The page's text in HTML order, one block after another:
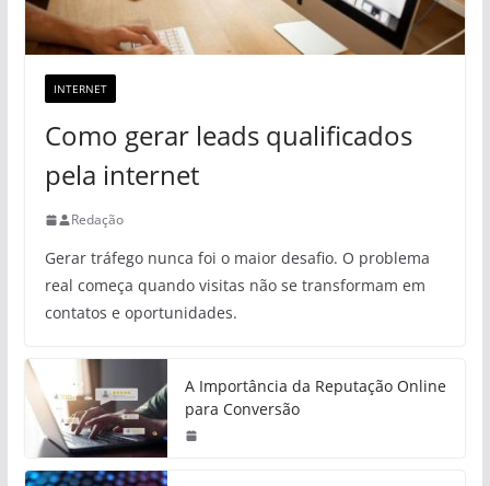
INTERNET
Como gerar leads qualificados
pela internet
Redação
Gerar tráfego nunca foi o maior desafio. O problema
real começa quando visitas não se transformam em
contatos e oportunidades.
A Importância da Reputação Online
para Conversão